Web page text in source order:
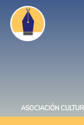
Pasar
contenido
principal
ASOCIACIÓN